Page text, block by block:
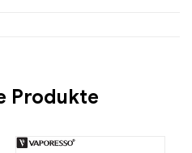
Produkte